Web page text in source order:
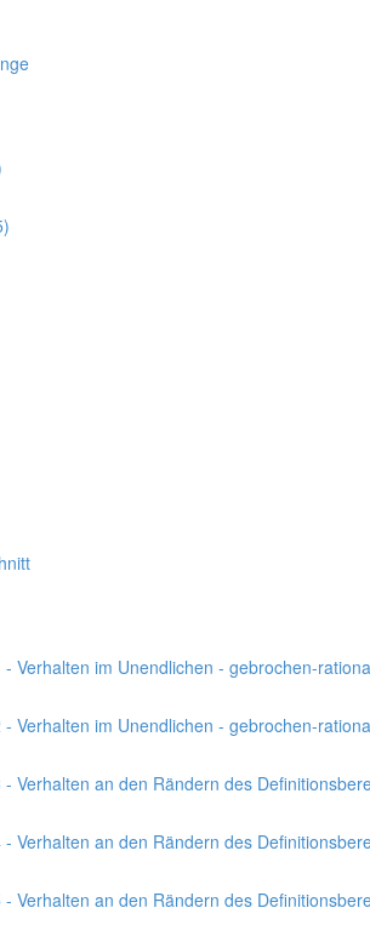
Verhalten im Unendlichen - gebrochen-
Verhalten im Unendlichen - gebrochen-
Verhalten an den Rändern des
Verhalten an den Rändern des
Verhalten an den Rändern des